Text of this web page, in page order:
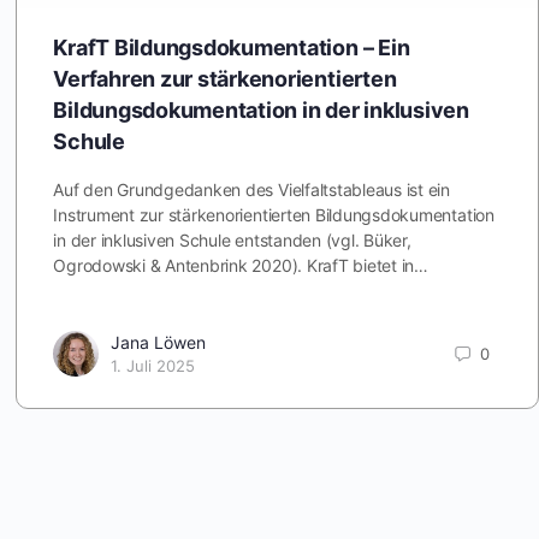
KrafT Bildungsdokumentation – Ein
Verfahren zur stärkenorientierten
Bildungsdokumentation in der inklusiven
Schule
Auf den Grundgedanken des Vielfaltstableaus ist ein
Instrument zur stärkenorientierten Bildungsdokumentation
in der inklusiven Schule entstanden (vgl. Büker,
Ogrodowski & Antenbrink 2020). KrafT bietet in…
Jana Löwen
1. Juli 2025
0